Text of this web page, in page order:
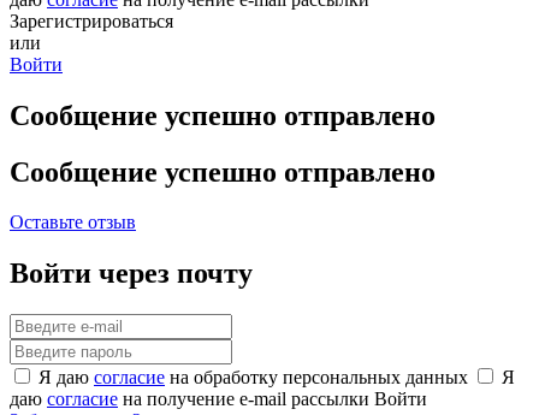
Зарегистрироваться
или
Войти
Сообщение успешно отправлено
Сообщение успешно отправлено
Оставьте отзыв
Войти через почту
Я даю согласие на обработку персональных данных
Я
даю согласие на получение e-mail рассылки Войти